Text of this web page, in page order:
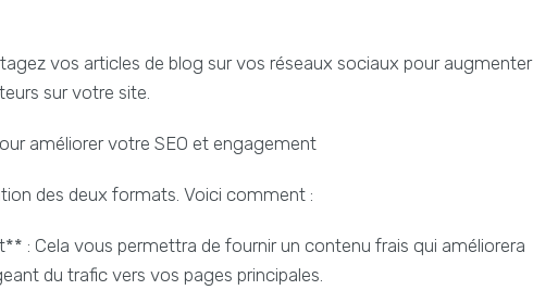
vos articles de blog sur vos réseaux sociaux pour augmenter
sur votre site.
améliorer votre SEO et engagement
des deux formats. Voici comment :
: Cela vous permettra de fournir un contenu frais qui améliorera
du trafic vers vos pages principales.